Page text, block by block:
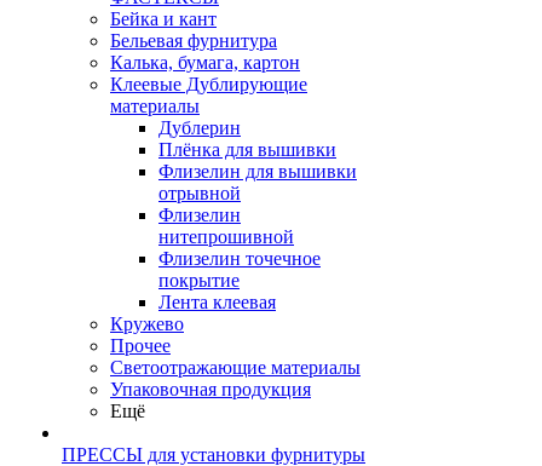
Бейка и кант
Бельевая фурнитура
Калька, бумага, картон
Клеевые Дублирующие
материалы
Дублерин
Плёнка для вышивки
Флизелин для вышивки
отрывной
Флизелин
нитепрошивной
Флизелин точечное
покрытие
Лента клеевая
Кружево
Прочее
Светоотражающие материалы
Упаковочная продукция
Ещё
ПРЕССЫ для установки фурнитуры